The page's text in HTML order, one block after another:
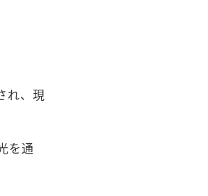
れ、現
を通